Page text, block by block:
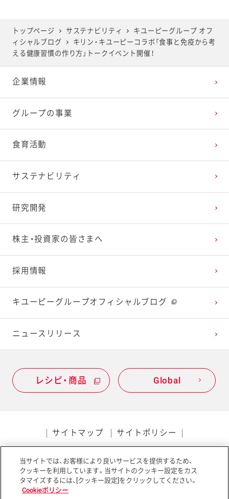
2025年4月
2025年3月
2025年2月
2024年5月
2024年4月
2024年3月
2023年6月
2023年5月
2023年4月
2022年7月
2022年6月
2022年5月
2021年8月
2021年7月
2021年6月
2020年9月
2020年8月
2020年7月
2019年10月
2019年9月
2019年8月
トップページ サステナビリティ
キユーピーグループ オフ
ィシャルブログ
キリン・キユーピーコラボ「食事と免疫から考
える健康習慣の作り方」トークイベント開催！
企業情報
グループの事業
食育活動
サステナビリティ
研究開発
株主・投資家の皆さまへ
採用情報
キユーピーグループオフィシャルブログ
ニュースリリース
レシピ・商品 Global
サイトマップ サイトポリシー
ソーシャルメディアポリシー アクセシビリティ
当サイトでは、お客様により良いサービスを提供するため、
クッキーを利用しています。当サイトのクッキー設定をカス
タマイズするには、[クッキー設定]をクリックしてください。
Cookieポリシー